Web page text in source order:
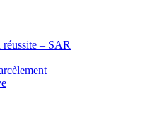
réussite – SAR